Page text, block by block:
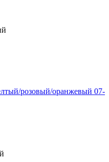
розовый/оранжевый 07-